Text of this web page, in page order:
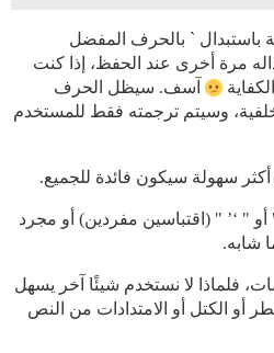
` بالحرف المفضل
مرة أخرى عند الحفظ، إذا كنت
آسف. سيظل الحرف
وسيتم ترجمته فقط للمستخدم
سهولة سيكون فائدة للجميع.
" ‘’ " (اقتباسين مفردين) أو مجرد
شابه.
فلماذا لا نستخدم شيئًا آخر يسهل
أو الكتل أو الامتدادات من النص